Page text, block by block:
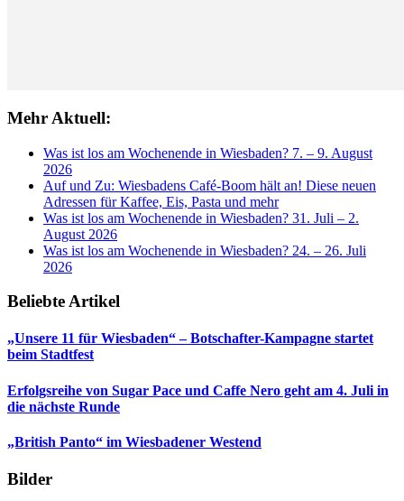
Mehr Aktuell:
Was ist los am Wochenende in Wiesbaden? 7. – 9. August
2026
Auf und Zu: Wiesbadens Café-Boom hält an! Diese neuen
Adressen für Kaffee, Eis, Pasta und mehr
Was ist los am Wochenende in Wiesbaden? 31. Juli – 2.
August 2026
Was ist los am Wochenende in Wiesbaden? 24. – 26. Juli
2026
Beliebte Artikel
„Unsere 11 für Wiesbaden“ – Botschafter-Kampagne startet
beim Stadtfest
Erfolgsreihe von Sugar Pace und Caffe Nero geht am 4. Juli in
die nächste Runde
„British Panto“ im Wiesbadener Westend
Bilder